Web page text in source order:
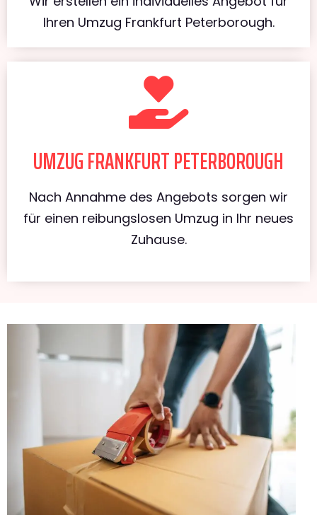
Ihren Umzug Frankfurt Peterborough.
UMZUG FRANKFURT PETERBOROUGH
Nach Annahme des Angebots sorgen wir
für einen reibungslosen Umzug in Ihr neues
Zuhause.